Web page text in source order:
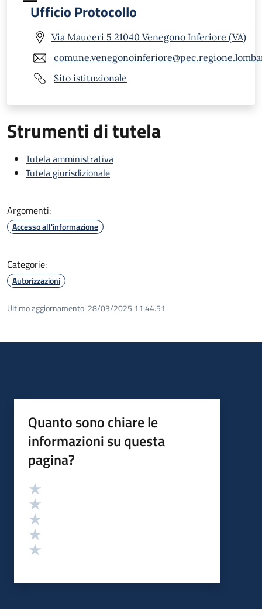
Ufficio Protocollo
Via Mauceri 5 21040 Venegono Inferiore (VA)
Sito istituzionale
Strumenti di tutela
Tutela amministrativa
Tutela giurisdizionale
Argomenti:
Accesso all'informazione
Categorie:
Autorizzazioni
Ultimo aggiornamento: 28/03/2025 11:44.51
Quanto sono chiare le
informazioni su questa
pagina?
Valutazione